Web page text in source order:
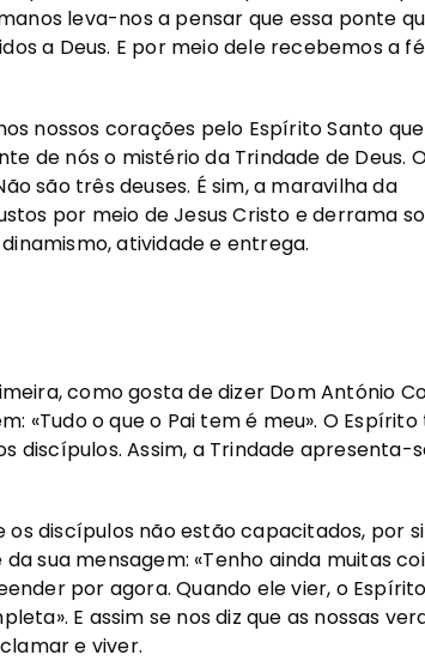
leva-nos a pensar que essa ponte
a Deus. E por meio dele recebemos a
nossos corações pelo Espírito Santo
de nós o mistério da Trindade de Deus.
são três deuses. É sim, a maravilha da
por meio de Jesus Cristo e derrama
atividade e entrega.
como gosta de dizer Dom António
«Tudo o que o Pai tem é meu». O
Assim, a Trindade apresenta-
discípulos não estão capacitados, por
sua mensagem: «Tenho ainda muitas
por agora. Quando ele vier, o
E assim se nos diz que as nossas
e viver.